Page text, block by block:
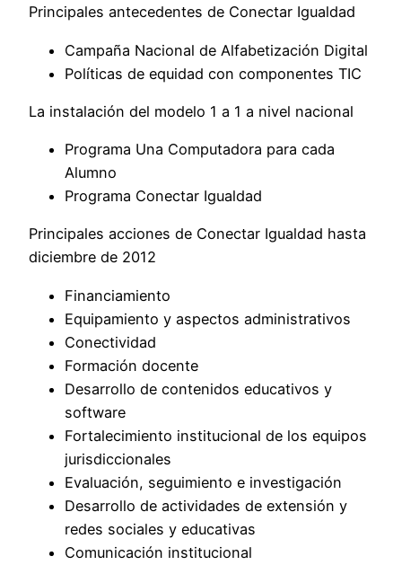
Principales antecedentes de Conectar Igualdad
Campaña Nacional de Alfabetización Digital
Políticas de equidad con componentes TIC
La instalación del modelo 1 a 1 a nivel nacional
Programa Una Computadora para cada
Alumno
Programa Conectar Igualdad
Principales acciones de Conectar Igualdad hasta
diciembre de 2012
Financiamiento
Equipamiento y aspectos administrativos
Conectividad
Formación docente
Desarrollo de contenidos educativos y
software
Fortalecimiento institucional de los equipos
jurisdiccionales
Evaluación, seguimiento e investigación
Desarrollo de actividades de extensión y
redes sociales y educativas
Comunicación institucional